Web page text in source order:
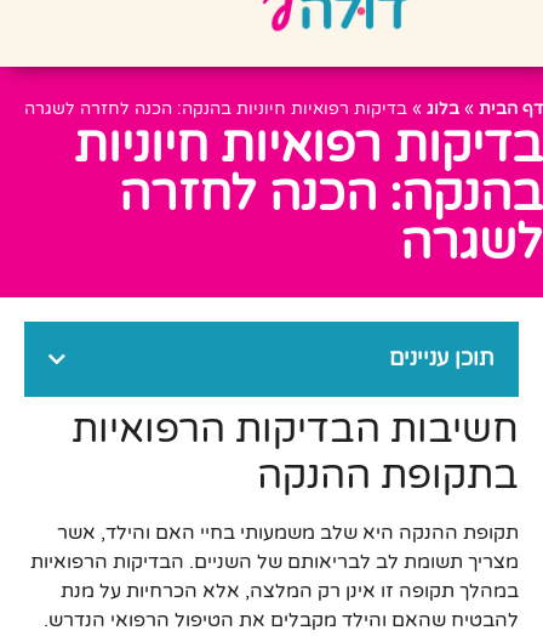
דף הבית » בלוג » בדיקות רפואיות חיוניות בהנקה: הכנה לחזרה לשגרה
בדיקות רפואיות חיוניות
בהנקה: הכנה לחזרה
לשגרה
תוכן עניינים
חשיבות הבדיקות הרפואיות
בתקופת ההנקה
תקופת ההנקה היא שלב משמעותי בחיי האם והילד, אשר
מצריך תשומת לב לבריאותם של השניים. הבדיקות הרפואיות
במהלך תקופה זו אינן רק המלצה, אלא הכרחיות על מנת
להבטיח שהאם והילד מקבלים את הטיפול הרפואי הנדרש.